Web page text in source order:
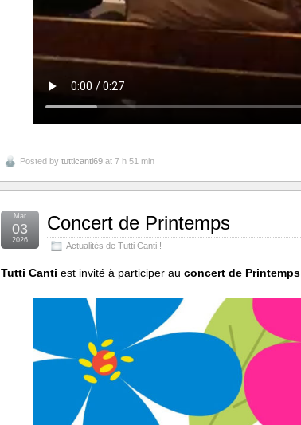
Posted by tutticanti69 at 7 h 51 min
Concert de Printemps
Actualités de Tutti Canti !
Mar
03
2026
Tutti Canti est invité à participer au concert de Printemps